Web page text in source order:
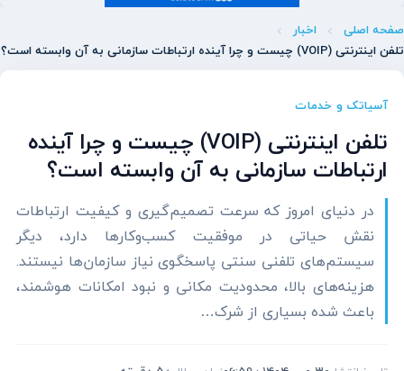
صفحه اصلی
اخبار
تلفن اینترنتی (VOIP) چیست و چرا آینده ارتباطات سازمانی به آن وابسته است؟
آسیاتک و خدمات
تلفن اینترنتی (VOIP) چیست و چرا آینده
ارتباطات سازمانی به آن وابسته است؟
در دنیای امروز که سرعت تصمیم‌گیری و کیفیت ارتباطات
نقش حیاتی در موفقیت کسب‌وکارها دارد، دیگر
سیستم‌های تلفنی سنتی پاسخگوی نیاز سازمان‌ها نیستند.
هزینه‌های بالا، محدودیت مکانی و نبود امکانات هوشمند،
باعث شده بسیاری از شرک…